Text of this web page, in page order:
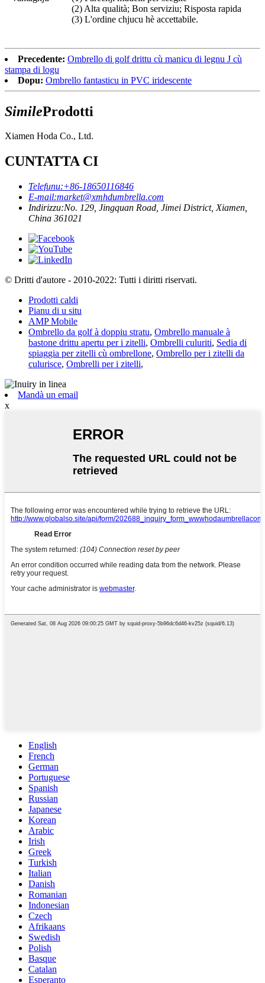
(2) Alta qualità; Bon serviziu; Risposta rapida
(3) L'ordine chjucu hè accettabile.
Precedente: Ombrello di golf drittu cù manicu di legnu J cù
stampa di logu
Dopu: Ombrello fantasticu in PVC iridescente
SimileProdotti
Xiamen Hoda Co., Ltd.
CUNTATTA CI
Telefunu:+86-18650116846
E-mail:market@xmhdumbrella.com
Indirizzu:No. 129, Jingquan Road, Jimei District, Xiamen,
China 361021
© Dritti d'autore - 2010-2022: Tutti i diritti riservati.
Prodotti caldi
Pianu di u situ
AMP Mobile
Ombrello da golf à doppiu stratu, Ombrello manuale à
bastone drittu apertu per i zitelli, Ombrelli culuriti, Sedia di
spiaggia per zitelli cù ombrellone, Ombrello per i zitelli da
culurisce, Ombrelli per i zitelli,
Mandà un email
x
English
French
German
Portuguese
Spanish
Russian
Japanese
Korean
Arabic
Irish
Greek
Turkish
Italian
Danish
Romanian
Indonesian
Czech
Afrikaans
Swedish
Polish
Basque
Catalan
Esperanto